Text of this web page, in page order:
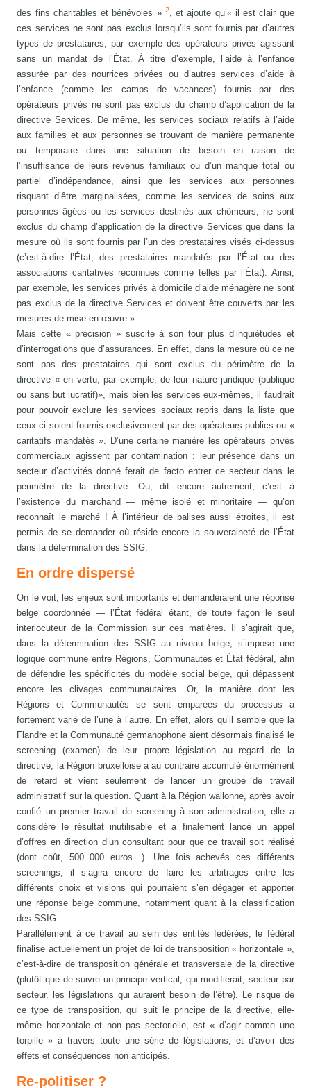
des fins charitables et bénévoles » 2, et ajoute qu’« il est clair que
ces services ne sont pas exclus lorsqu’ils sont fournis par d’autres
types de prestataires, par exemple des opérateurs privés agissant
sans un mandat de l’État. À titre d’exemple, l’aide à l’enfance
assurée par des nourrices privées ou d’autres services d’aide à
l’enfance (comme les camps de vacances) fournis par des
opérateurs privés ne sont pas exclus du champ d’application de la
directive Services. De même, les services sociaux relatifs à l’aide
aux familles et aux personnes se trouvant de manière permanente
ou temporaire dans une situation de besoin en raison de
l’insuffisance de leurs revenus familiaux ou d’un manque total ou
partiel d’indépendance, ainsi que les services aux personnes
risquant d’être marginalisées, comme les services de soins aux
personnes âgées ou les services destinés aux chômeurs, ne sont
exclus du champ d’application de la directive Services que dans la
mesure où ils sont fournis par l’un des prestataires visés ci-dessus
(c’est-à-dire l’État, des prestataires mandatés par l’État ou des
associations caritatives reconnues comme telles par l’État). Ainsi,
par exemple, les services privés à domicile d’aide ménagère ne sont
pas exclus de la directive Services et doivent être couverts par les
mesures de mise en œuvre ».
Mais cette « précision » suscite à son tour plus d’inquiétudes et
d’interrogations que d’assurances. En effet, dans la mesure où ce ne
sont pas des prestataires qui sont exclus du périmètre de la
directive « en vertu, par exemple, de leur nature juridique (publique
ou sans but lucratif)», mais bien les services eux-mêmes, il faudrait
pour pouvoir exclure les services sociaux repris dans la liste que
ceux-ci soient fournis exclusivement par des opérateurs publics ou «
caritatifs mandatés ». D’une certaine manière les opérateurs privés
commerciaux agissent par contamination : leur présence dans un
secteur d’activités donné ferait de facto entrer ce secteur dans le
périmètre de la directive. Ou, dit encore autrement, c’est à
l’existence du marchand — même isolé et minoritaire — qu’on
reconnaît le marché ! À l’intérieur de balises aussi étroites, il est
permis de se demander où réside encore la souveraineté de l’État
dans la détermination des SSIG.
En ordre dispersé
On le voit, les enjeux sont importants et demanderaient une réponse
belge coordonnée — l’État fédéral étant, de toute façon le seul
interlocuteur de la Commission sur ces matières. Il s’agirait que,
dans la détermination des SSIG au niveau belge, s’impose une
logique commune entre Régions, Communautés et État fédéral, afin
de défendre les spécificités du modèle social belge, qui dépassent
encore les clivages communautaires. Or, la manière dont les
Régions et Communautés se sont emparées du processus a
fortement varié de l’une à l’autre. En effet, alors qu’il semble que la
Flandre et la Communauté germanophone aient désormais finalisé le
screening (examen) de leur propre législation au regard de la
directive, la Région bruxelloise a au contraire accumulé énormément
de retard et vient seulement de lancer un groupe de travail
administratif sur la question. Quant à la Région wallonne, après avoir
confié un premier travail de screening à son administration, elle a
considéré le résultat inutilisable et a finalement lancé un appel
d’offres en direction d’un consultant pour que ce travail soit réalisé
(dont coût, 500 000 euros…). Une fois achevés ces différents
screenings, il s’agira encore de faire les arbitrages entre les
différents choix et visions qui pourraient s’en dégager et apporter
une réponse belge commune, notamment quant à la classification
des SSIG.
Parallèlement à ce travail au sein des entités fédérées, le fédéral
finalise actuellement un projet de loi de transposition « horizontale »,
c’est-à-dire de transposition générale et transversale de la directive
(plutôt que de suivre un principe vertical, qui modifierait, secteur par
secteur, les législations qui auraient besoin de l’être). Le risque de
ce type de transposition, qui suit le principe de la directive, elle-
même horizontale et non pas sectorielle, est « d’agir comme une
torpille » à travers toute une série de législations, et d’avoir des
effets et conséquences non anticipés.
Re-politiser ?